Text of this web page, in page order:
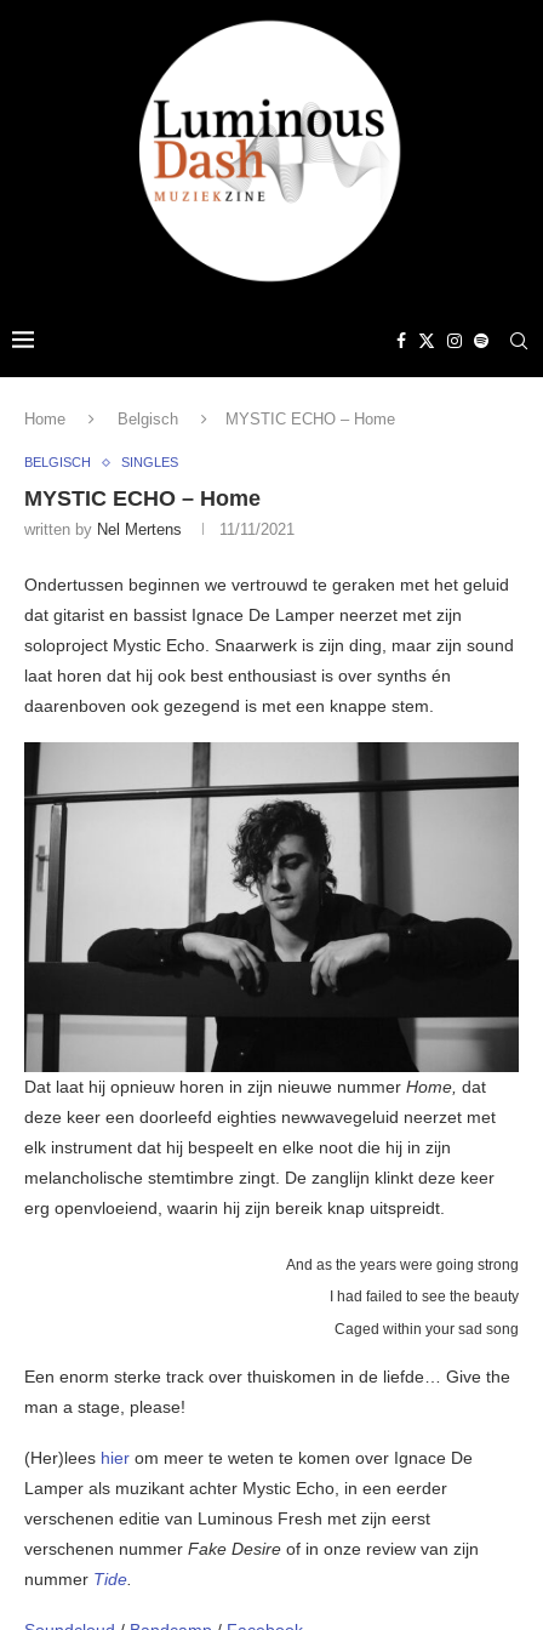
Home Belgisch MYSTIC ECHO – Home
BELGISCH SINGLES
MYSTIC ECHO – Home
written by Nel Mertens 11/11/2021
Ondertussen beginnen we vertrouwd te geraken met het geluid
dat gitarist en bassist Ignace De Lamper neerzet met zijn
soloproject Mystic Echo. Snaarwerk is zijn ding, maar zijn sound
laat horen dat hij ook best enthousiast is over synths én
daarenboven ook gezegend is met een knappe stem.
Dat laat hij opnieuw horen in zijn nieuwe nummer Home, dat
deze keer een doorleefd eighties newwavegeluid neerzet met
elk instrument dat hij bespeelt en elke noot die hij in zijn
melancholische stemtimbre zingt. De zanglijn klinkt deze keer
erg openvloeiend, waarin hij zijn bereik knap uitspreidt.
And as the years were going strong
I had failed to see the beauty
Caged within your sad song
Een enorm sterke track over thuiskomen in de liefde… Give the
man a stage, please!
(Her)lees hier om meer te weten te komen over Ignace De
Lamper als muzikant achter Mystic Echo, in een eerder
verschenen editie van Luminous Fresh met zijn eerst
verschenen nummer Fake Desire of in onze review van zijn
nummer Tide